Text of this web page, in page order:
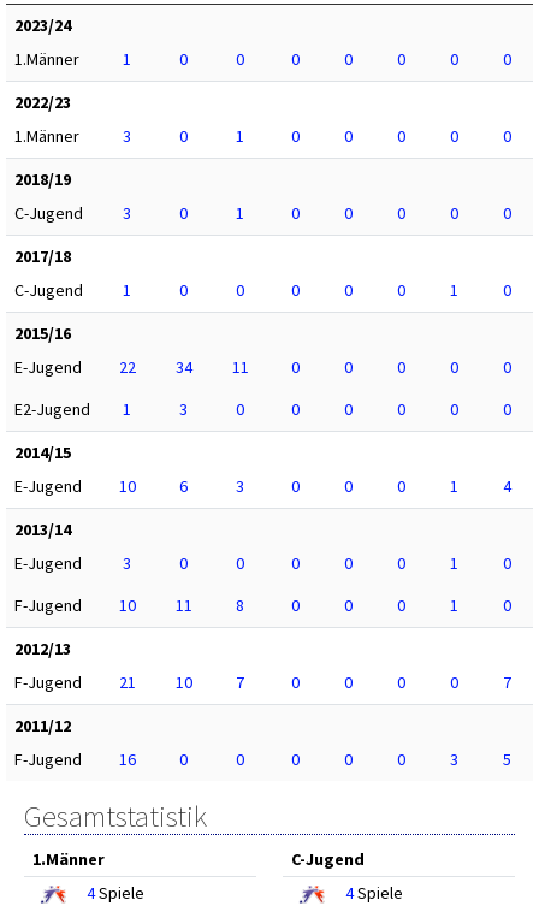
2023/24
1.Männer
1 0 0 0 0 0 0
0
2022/23
1.Männer
3 0 1 0 0 0 0
0
2018/19
C-Jugend
3 0 1 0 0 0 0
0
2017/18
C-Jugend
1 0 0 0 0 0 1
0
2015/16
E-Jugend
22 34 11 0 0 0 0
0
E2-Jugend
1 3 0 0 0 0 0
0
2014/15
E-Jugend
10 6 3 0 0 0 1
4
2013/14
E-Jugend
3 0 0 0 0 0 1
0
F-Jugend
10 11 8 0 0 0 1
0
2012/13
F-Jugend
21 10 7 0 0 0 0
7
2011/12
F-Jugend
16 0 0 0 0 0 3 5
Gesamtstatistik
1.Männer
4Spiele
C-Jugend
4Spiele